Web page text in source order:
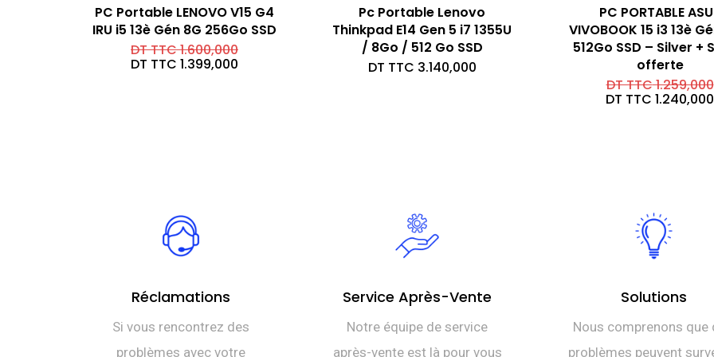
PC Portable LENOVO V15 G4
IRU i5 13è Gén 8G 256Go SSD
DT TTC1.600,000Le
prix
DT TTC 1.399,000Le
Pc Portable Lenovo
Thinkpad E14 Gen 5 i7 1355U
/ 8Go / 512 Go SSD
DT TTC 3.140,000
PC PORTABLE
VIVOBOOK 15 i3 13è
512Go SSD – Silver +
offerte
DT TTC1.259,000
DT TTC 1.240,000
Réclamations
Si vous rencontrez des
problèmes avec votre
Service Après-Vente
Notre équipe de service
après-vente est là pour vous
Solutions
Nous comprenons que
problèmes peuvent